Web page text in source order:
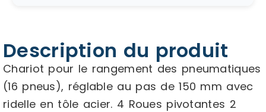
Description du produit
Chariot pour le rangement des pneumatiques
(16 pneus), réglable au pas de 150 mm avec
ridelle en tôle acier. 4 Roues pivotantes 2